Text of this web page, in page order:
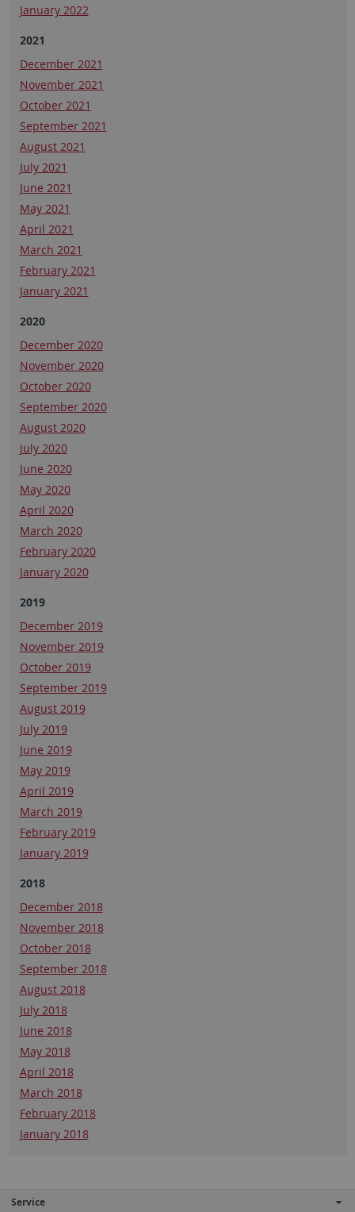
January 2022
2021
December 2021
November 2021
October 2021
September 2021
August 2021
July 2021
June 2021
May 2021
April 2021
March 2021
February 2021
January 2021
2020
December 2020
November 2020
October 2020
September 2020
August 2020
July 2020
June 2020
May 2020
April 2020
March 2020
February 2020
January 2020
2019
December 2019
November 2019
October 2019
September 2019
August 2019
July 2019
June 2019
May 2019
April 2019
March 2019
February 2019
January 2019
2018
December 2018
November 2018
October 2018
September 2018
August 2018
July 2018
June 2018
May 2018
April 2018
March 2018
February 2018
January 2018
Service